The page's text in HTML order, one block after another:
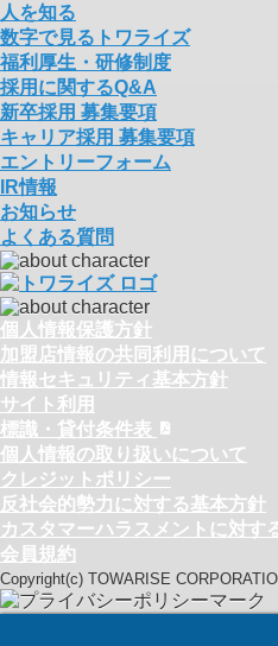
人を知る
数字で見るトワライズ
福利厚生・研修制度
採用に関するQ&A
新卒採用 募集要項
キャリア採用 募集要項
エントリーフォーム
IR情報
お知らせ
よくある質問
個人情報保護方針
加盟店情報の共同利用について
情報セキュリティ基本方針
サイト利用
標識・貸付条件表
個人情報の取り扱いについて
クレジットポリシー
反社会的勢力に対する基本方針
カスタマーハラスメントに対す
会員規約
Copyright(c) TOWARISE